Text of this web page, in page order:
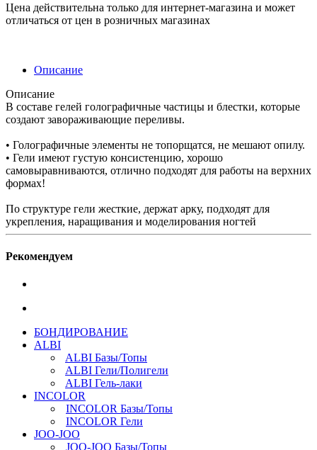
Цена действительна только для интернет-магазина и может
отличаться от цен в розничных магазинах
Описание
Описание
В составе гелей голографичные частицы и блестки, которые
создают завораживающие переливы.
• Голографичные элементы не топорщатся, не мешают опилу.
• Гели имеют густую консистенцию, хорошо
самовыравниваются, отлично подходят для работы на верхних
формах!
По структуре гели жесткие, держат арку, подходят для
укрепления, наращивания и моделирования ногтей
Рекомендуем
БОНДИРОВАНИЕ
ALBI
ALBI Базы/Топы
ALBI Гели/Полигели
ALBI Гель-лаки
INCOLOR
INCOLOR Базы/Топы
INCOLOR Гели
JOO-JOO
JOO-JOO Базы/Топы